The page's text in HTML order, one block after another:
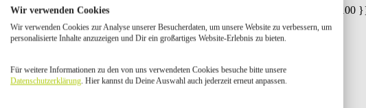
{{ Math.round(store.extensions.neti_store_pickup_distance.distance * 100) /
{{ store.label }}
{{ store.street }} {{ store.streetNumber }}
{{ store.zipCode }} {{ store.city }}
Öffnungszeiten:
Wir verwenden Cookies
Wir verwenden Cookies zur Analyse unserer Besucherdaten, um unsere Website zu verbessern, um
personalisierte Inhalte anzuzeigen und Dir ein großartiges Website-Erlebnis zu bieten.
Für weitere Informationen zu den von uns verwendeten Cookies besuche bitte unsere
Datenschutzerklärung. Hier kannst du Deine Auswahl auch jederzeit erneut anpassen.